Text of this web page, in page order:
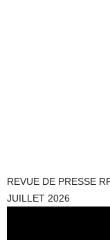
REVUE DE PRESSE
JUILLET 2026